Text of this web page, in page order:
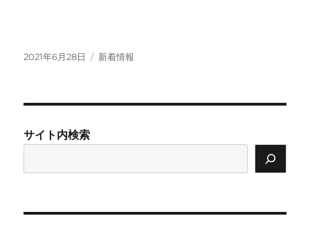
投
2021年6月28日
カ
新着情報
サイト内検索